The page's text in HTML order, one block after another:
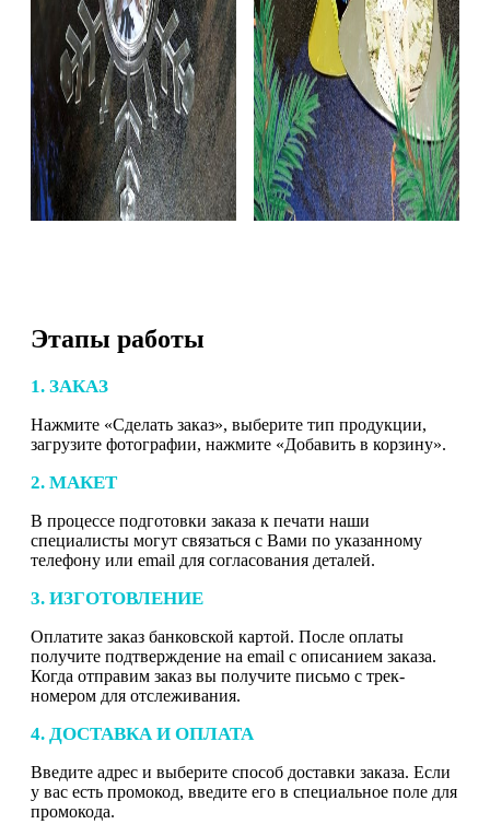
Этапы работы
1. ЗАКАЗ
Нажмите «Сделать заказ», выберите тип продукции,
загрузите фотографии, нажмите «Добавить в корзину».
2. МАКЕТ
В процессе подготовки заказа к печати наши
специалисты могут связаться с Вами по указанному
телефону или email для согласования деталей.
3. ИЗГОТОВЛЕНИЕ
Оплатите заказ банковской картой. После оплаты
получите подтверждение на email с описанием заказа.
Когда отправим заказ вы получите письмо с трек-
номером для отслеживания.
4. ДОСТАВКА И ОПЛАТА
Введите адрес и выберите способ доставки заказа. Если
у вас есть промокод, введите его в специальное поле для
промокода.